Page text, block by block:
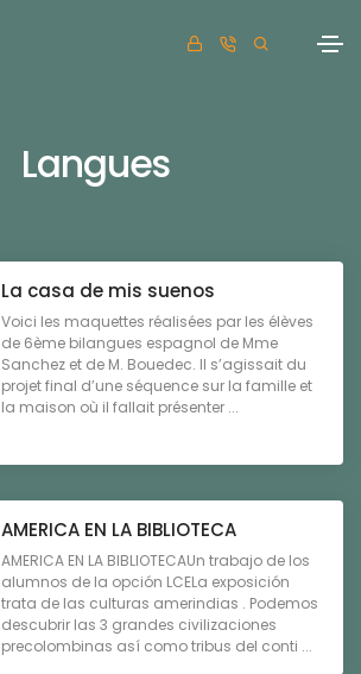
Langues
La casa de mis suenos
Voici les maquettes réalisées par les élèves
de 6ème bilangues espagnol de Mme
Sanchez et de M. Bouedec. Il s’agissait du
projet final d’une séquence sur la famille et
la maison où il fallait présenter ...
AMERICA EN LA BIBLIOTECA
AMERICA EN LA BIBLIOTECAUn trabajo de los
alumnos de la opción LCELa exposición
trata de las culturas amerindias . Podemos
descubrir las 3 grandes civilizaciones
precolombinas así como tribus del conti ...